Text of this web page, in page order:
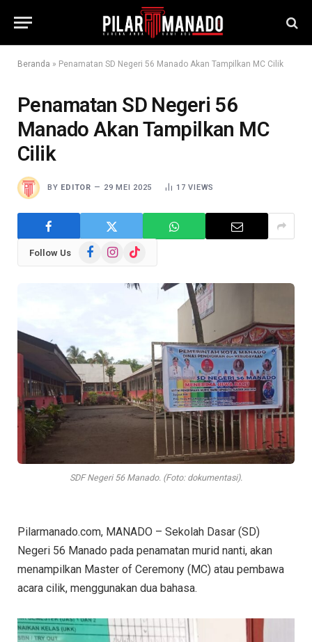
Beranda » Penamatan SD Negeri 56 Manado Akan Tampilkan MC Cilik
Penamatan SD Negeri 56
Manado Akan Tampilkan MC
Cilik
BY EDITOR 29 MEI 2025 17VIEWS
Follow Us FacebookInstagram
TikTok
SDF Negeri 56 Manado. (Foto: dokumentasi).
Pilarmanado.com, MANADO – Sekolah Dasar (SD)
Negeri 56 Manado pada penamatan murid nanti, akan
menampilkan Master of Ceremony (MC) atau pembawa
acara cilik, menggunakan dua bahasa.